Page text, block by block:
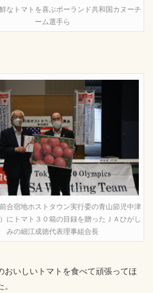
なトマトを喜ぶポーランド共和国カヌーチ
ーム選手ら
合宿地ホストタウン実行委の青山節児中津
）にトマト３０箱の目録を贈ったＪＡひがし
みの細江成徳代表理事組合長
おいしいトマトを食べて頑張ってほ